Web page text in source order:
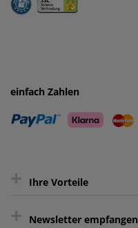
einfach Zahlen
+ Ihre Vorteile
+ Newsletter empfangen